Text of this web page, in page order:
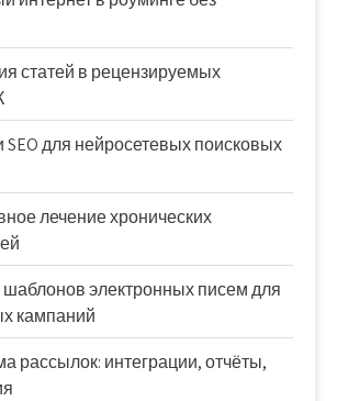
статей в рецензируемых
SEO для нейросетевых поисковых
лечение хронических
электронных писем для
кампаний
рассылок: интеграции, отчёты,